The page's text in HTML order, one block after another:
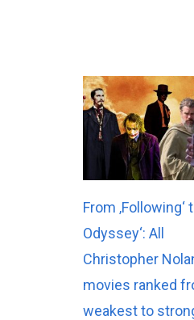
From ‚Following‘
Odyssey‘: All
Christopher
movies ranked
weakest to